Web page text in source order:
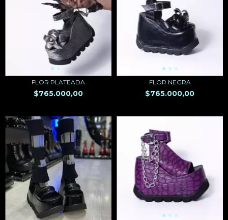
FLOR PLATEADA
$765.000,00
FLOR NEGRA
$765.000,00